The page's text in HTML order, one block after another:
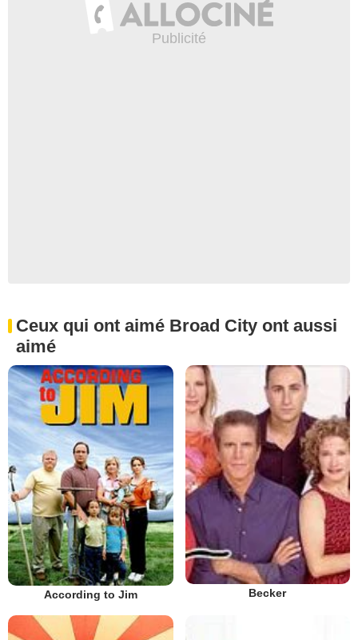
Ceux qui ont aimé Broad City ont aussi
aimé
According to Jim Becker